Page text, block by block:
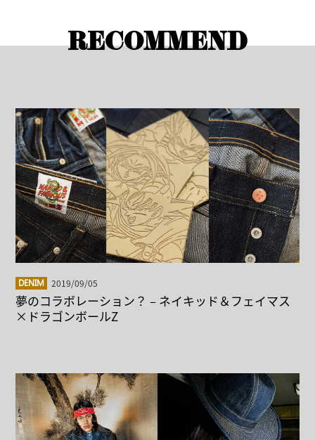
RECOMMEND
DENIM 2019/09/05
夢のコラボレーション？ – ネイキッド＆フェイマス
×ドラゴンボールZ